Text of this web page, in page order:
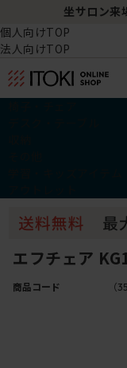
坐サロン来
個人向けTOP
法人向けTOP
エフチェア
商品コード （